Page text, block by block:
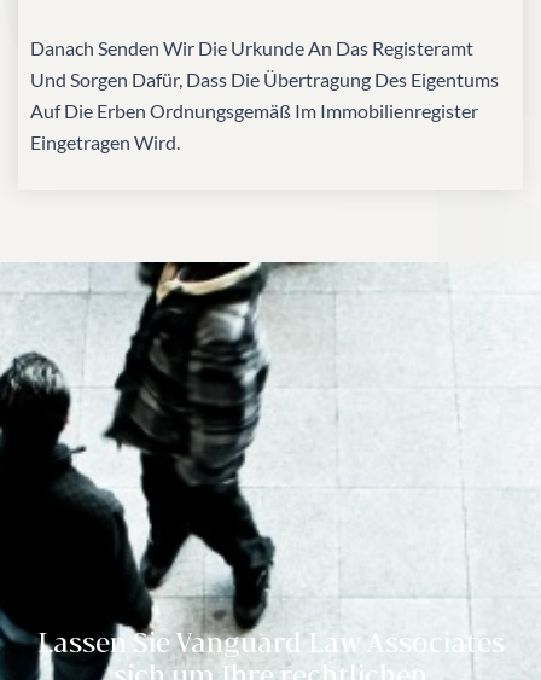
Danach Senden Wir Die Urkunde An Das Registeramt
Und Sorgen Dafür, Dass Die Übertragung Des Eigentums
Auf Die Erben Ordnungsgemäß Im Immobilienregister
Eingetragen Wird.
Lassen Sie Vanguard Law Associates